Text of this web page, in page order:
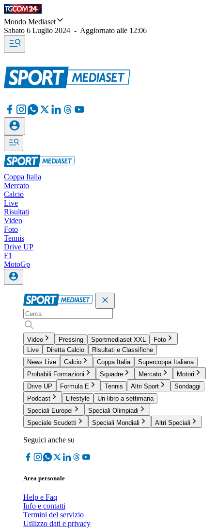
Mondo Mediaset
Sabato 6 Luglio 2024 - Aggiornato alle 12:06
Coppa Italia
Mercato
Calcio
Live
Risultati
Video
Foto
Tennis
Drive UP
F1
MotoGp
Video Pressing Sportmediaset XXL
Foto
Live
Diretta Calcio
Risultati e Classifiche
News Live
Calcio Coppa Italia
Supercoppa Italiana
Probabili Formazioni
Squadre Mercato
Motori
Drive UP
Formula E Tennis Altri Sport
Sondaggi
Podcast
Lifestyle
Un libro a settimana
Speciali Europei
Speciali Olimpiadi
Speciale Scudetti
Speciali Mondiali Altri Speciali
Seguici anche su
Area personale
Help e Faq
Info e contatti
Termini del servizio
Utilizzo dati e privacy